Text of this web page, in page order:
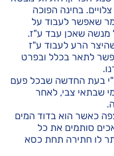
בחינה הפוכה
שאפשר לעבוד על
מנשה שאכן עבד ע"ז.
הרע לעבוד ע"ז
לתאר בכלל ובפרט
בעת החדשה שבכל פעם
שבתאי צבי, לאחר
כאשר הוא בדוד המים
סותמים את כל
לו חתירה תחת כסא